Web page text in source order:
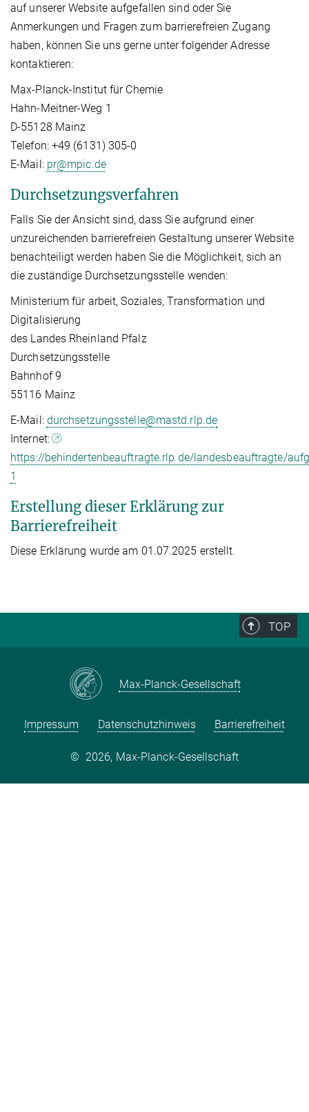
auf unserer Website aufgefallen sind oder Sie
Anmerkungen und Fragen zum barrierefreien Zugang
haben, können Sie uns gerne unter folgender Adresse
kontaktieren:
Max-Planck-Institut für Chemie
Hahn-Meitner-Weg 1
D-55128 Mainz
Telefon: +49 (6131) 305-0
E-Mail: pr@mpic.de
Durchsetzungsverfahren
Falls Sie der Ansicht sind, dass Sie aufgrund einer
unzureichenden barrierefreien Gestaltung unserer Website
benachteiligt werden haben Sie die Möglichkeit, sich an
die zuständige Durchsetzungsstelle wenden:
Ministerium für arbeit, Soziales, Transformation und
Digitalisierung
des Landes Rheinland Pfalz
Durchsetzungsstelle
Bahnhof 9
55116 Mainz
E-Mail: durchsetzungsstelle@mastd.rlp.de
Internet:
https://behindertenbeauftragte.rlp.de/landesbeauftragte/
1
Erstellung dieser Erklärung zur
Barrierefreiheit
Diese Erklärung wurde am 01.07.2025 erstellt.
TOP
Max-Planck-Gesellschaft
Impressum Datenschutzhinweis Barrierefreiheit
© 2026, Max-Planck-Gesellschaft